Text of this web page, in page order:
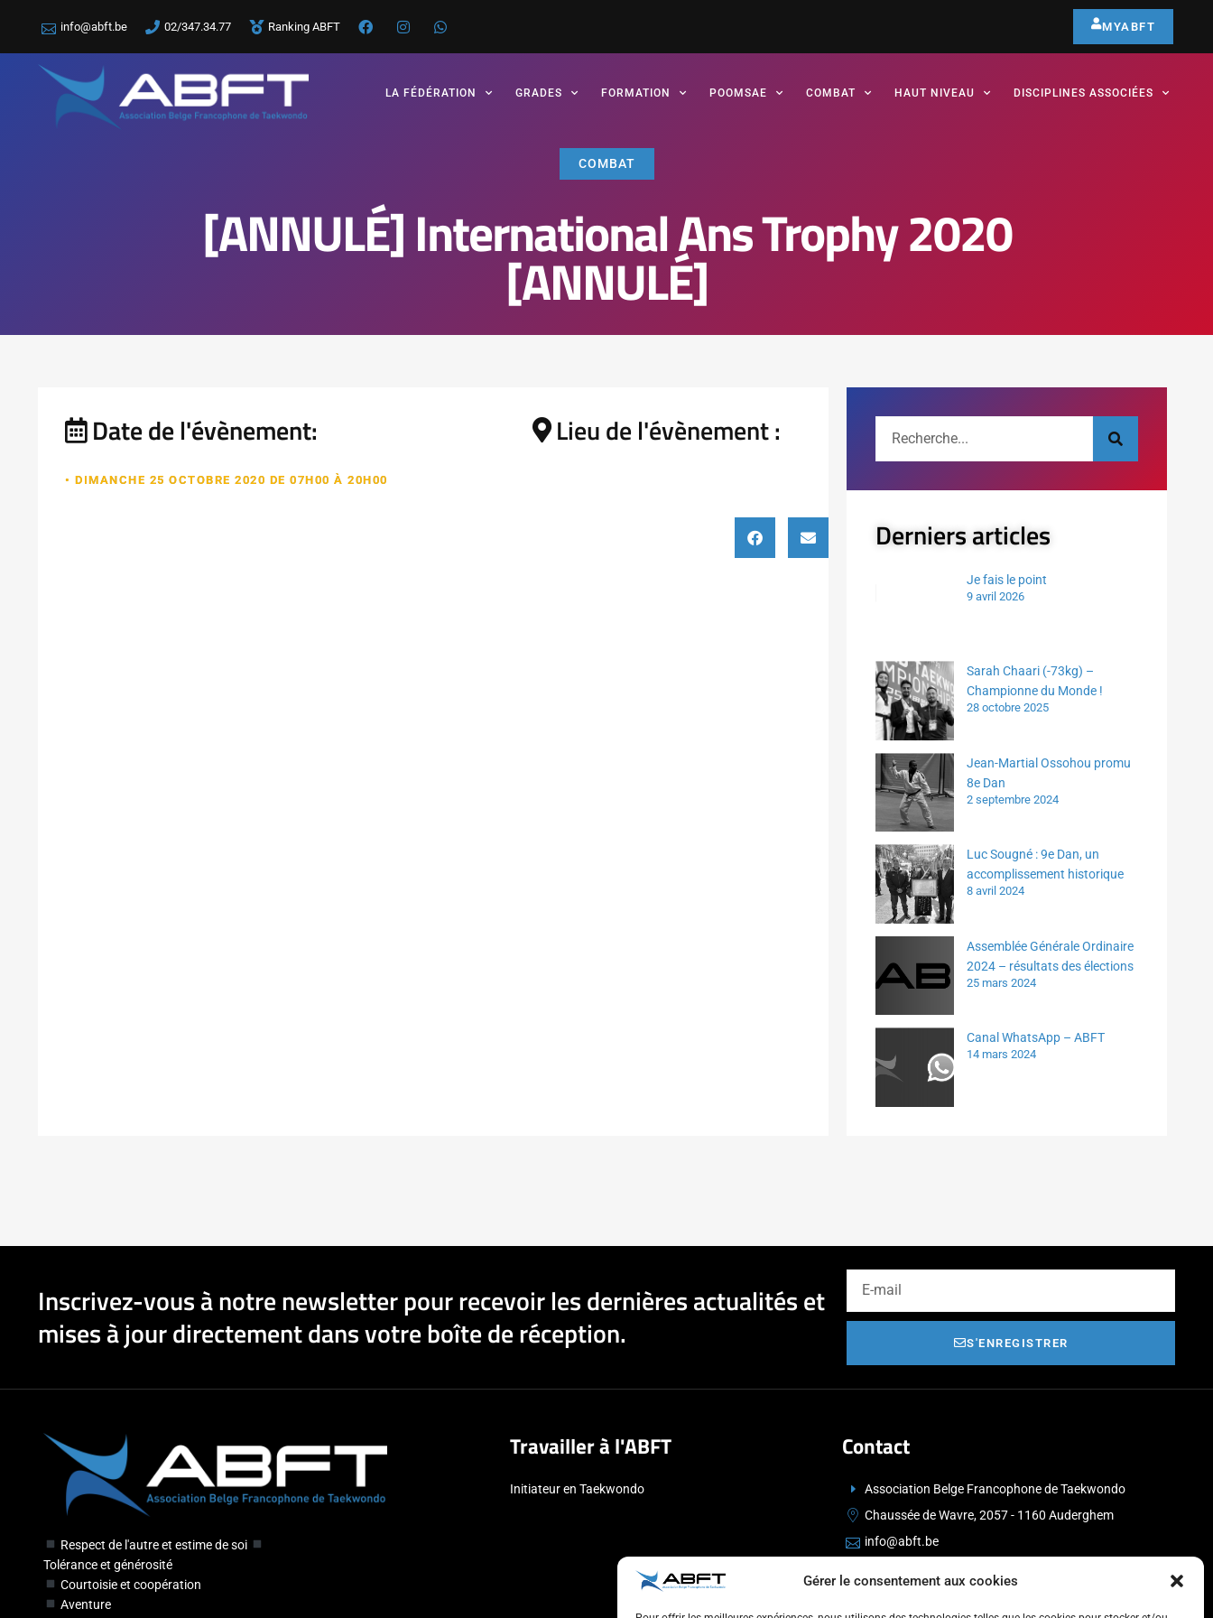
Gérer le consentement aux cookies
info@abft.be 02/347.34.77 Ranking ABFT MYABFT
LA FÉDÉRATION GRADES FORMATION POOMSAE COMBAT HAUT NIVEAU DISCIPLINES ASSOCIÉES
COMBAT
[ANNULÉ] International Ans Trophy 2020
[ANNULÉ]
Date de l'évènement:
• DIMANCHE 25 OCTOBRE 2020 DE 07H00 À 20H00
Lieu de l'évènement :
Derniers articles
Je fais le point
9 avril 2026
Sarah Chaari (-73kg) –
Championne du Monde !
28 octobre 2025
Jean-Martial Ossohou promu
8e Dan
2 septembre 2024
Luc Sougné : 9e Dan, un
accomplissement historique
8 avril 2024
Assemblée Générale Ordinaire
2024 – résultats des élections
25 mars 2024
Canal WhatsApp – ABFT
14 mars 2024
Inscrivez-vous à notre newsletter pour recevoir les dernières actualités et
mises à jour directement dans votre boîte de réception.
S'ENREGISTRER
Respect de l'autre et estime de soi
Tolérance et générosité
Courtoisie et coopération
Aventure
Travailler à l'ABFT
Initiateur en Taekwondo
Contact
Association Belge Francophone de Taekwondo
Chaussée de Wavre, 2057 - 1160 Auderghem
info@abft.be